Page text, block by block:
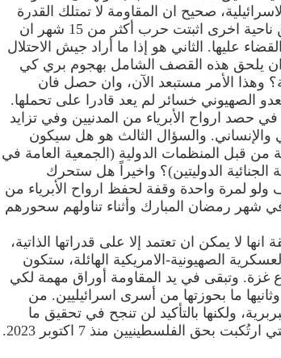
صحيح ان المقاومة لا تمتلك القدرة
على مواجهة الهجمات الجوية، لكن من ناحية اخرى اثبتت حرب أكثر من 15 شهر ان
عليها. الثاني هو إذا ما أراد جيش الاحتلال
ان يلحق هذه القصف الشامل بهجوم بري كي
الأمر مستبعد الآن، وان حصل فان
الصهيوني خسائر لم يعد قادرا على تحملها.
حصد ارواح الأبرياء من المدنيين وفي تزايد
والإنساني. والسؤال الثالث هو هل سيكون
قبل المنظمات الدولية (الجمعية العامة في
الجنائية الدوليتين)؟ واخيراً هل ستحرك
ولو لمرة واحدة وقفة لحفظ ارواح الأبرياء من
شهر رمضان المبارك وأثناء تناولهم سحورهم
لا يمكن ان تعتمد إلا على قدراتها الذاتية،
الصهيونية-الامريكية الهائلة، ستكون
وتبقى في يد المقاومة أوراق مهمة لكي
ما بحوزتها من أسرى اسرائيليين. من
ولكنها بالتأكيد لن تنجح في تحقيق ما
فشلت في تحقيقه كل جرائم الابادة التي ارتُكبت بحق الفلسطينيين منذ 7 اكتوبر 2023.